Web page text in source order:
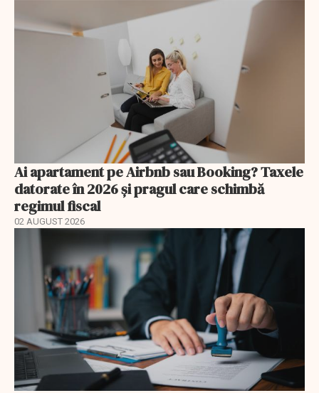
Ai apartament pe Airbnb sau Booking? Taxele
datorate în 2026 și pragul care schimbă
regimul fiscal
02 AUGUST 2026